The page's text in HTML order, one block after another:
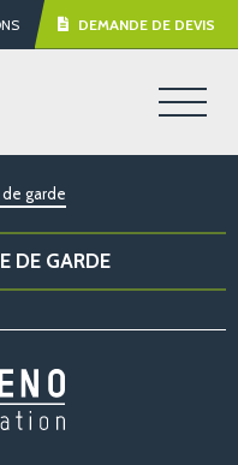
DEMANDE DE DEVIS
garde
DE GARDE